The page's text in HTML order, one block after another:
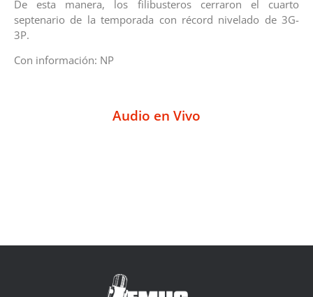
De esta manera, los filibusteros cerraron el cuarto
septenario de la temporada con récord nivelado de 3G-
3P.
Con información: NP
Audio en Vivo